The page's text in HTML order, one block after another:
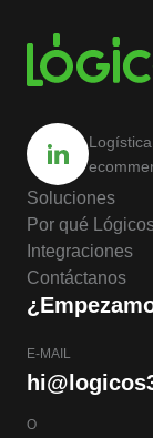
Soluciones
Por qué
Integraciones
Contáctanos
E-MAIL
O